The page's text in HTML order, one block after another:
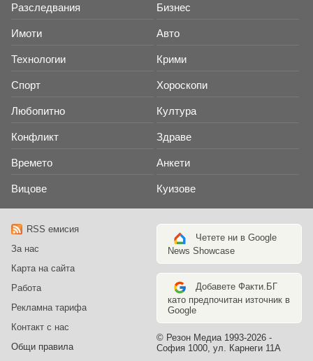
Разследвания Бизнес
Имоти Авто
Технологии Крими
Спорт Хороскопи
Любопитно Култура
Конфликт Здраве
Времето Анкети
Вицове Куизове
RSS емисия
За нас
Карта на сайта
Работа
Рекламна тарифа
Контакт с нас
Общи правила
Четете ни в Google
News Showcase
Добавете Факти.БГ
като предпочитан източник в
Google
© Резон Медиа 1993-2026 -
София 1000, ул. Карнеги 11А